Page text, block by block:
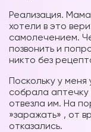
Реализация.
хотели в это
самолечением.
позвонить и
никто без
Поскольку у
собрала аптечку
отвезла им. На
»заражать» , от
отказались.